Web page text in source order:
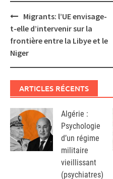
Post
navigation
Migrants: l’UE envisage-
t-elle d’intervenir sur la
frontière entre la Libye et le
Niger
ARTICLES RÉCENTS
Algérie :
Psychologie
d’un régime
militaire
vieillissant
(psychiatres)